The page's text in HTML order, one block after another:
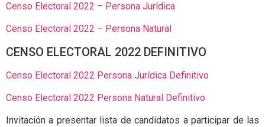
Censo Electoral 2022 – Persona Jurídica
Censo Electoral 2022 – Persona Natural
CENSO ELECTORAL 2022 DEFINITIVO
Censo Electoral 2022 Persona Jurídica Definitivo
Censo Electoral 2022 Persona Natural Definitivo
Invitación a presentar lista de candidatos a participar de las